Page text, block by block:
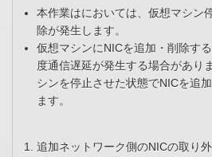
本作業はにおいては、仮想マシン
除が発生します。
仮想マシンにNICを追加・削除す
度通信遅延が発生する場合があり
シンを停止させた状態でNICを追
ます。
追加ネットワーク側のNICの取り